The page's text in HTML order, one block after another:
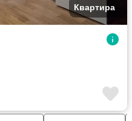
Квартира